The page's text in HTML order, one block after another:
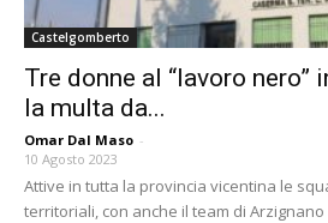
Castelgomberto
Tre donne al “lavoro
la multa da...
Omar Dal Maso -
10 Agosto 2023
Attive in tutta la provincia vicentina le
territoriali, con anche il team di